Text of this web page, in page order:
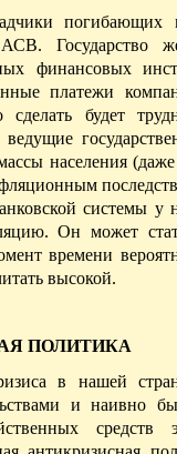
погибающих
Государство же
финансовых
платежи
будет
населения
системы у
Он может
времени
высокой.
ПОЛИТИКА
в нашей
и наивно
средств